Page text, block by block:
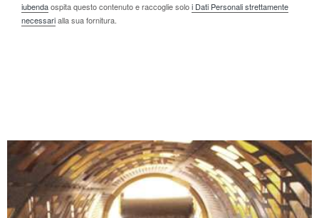
iubendaospita questo contenuto e raccoglie soloi Dati Personali strettamente
necessarialla sua fornitura.